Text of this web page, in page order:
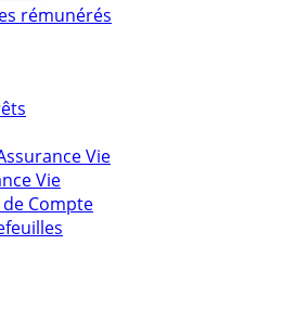
rémunérés
Vie
Vie
Compte